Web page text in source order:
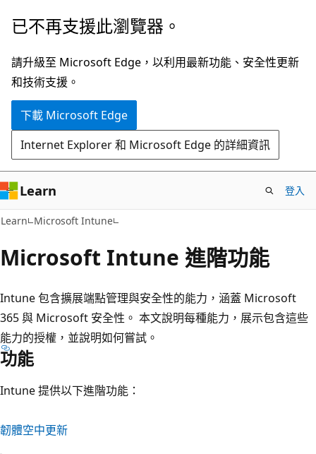
跳
主
要
內
已不再支援此瀏覽器。
請升級至 Microsoft Edge，以利用最新功能、安全性更新
和技術支援。
下載 Microsoft Edge
Internet Explorer 和 Microsoft Edge 的詳細資訊
Learn 登入
Learn Microsoft Intune
Microsoft Intune 進階功能
Intune 包含擴展端點管理與安全性的能力，涵蓋 Microsoft
365 與 Microsoft 安全性。 本文說明每種能力，展示包含這些
能力的授權，並說明如何嘗試。
功能
Intune 提供以下進階功能：
韌體空中更新